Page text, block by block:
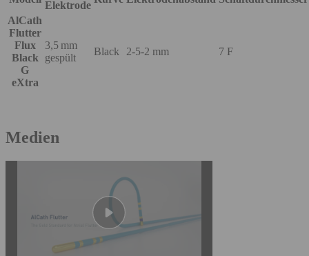
Elektrode
AlCath
Flutter
Flux
Black
G
eXtra
3,5 mm
gespült
Black 2-5-2 mm 7 F
Medien